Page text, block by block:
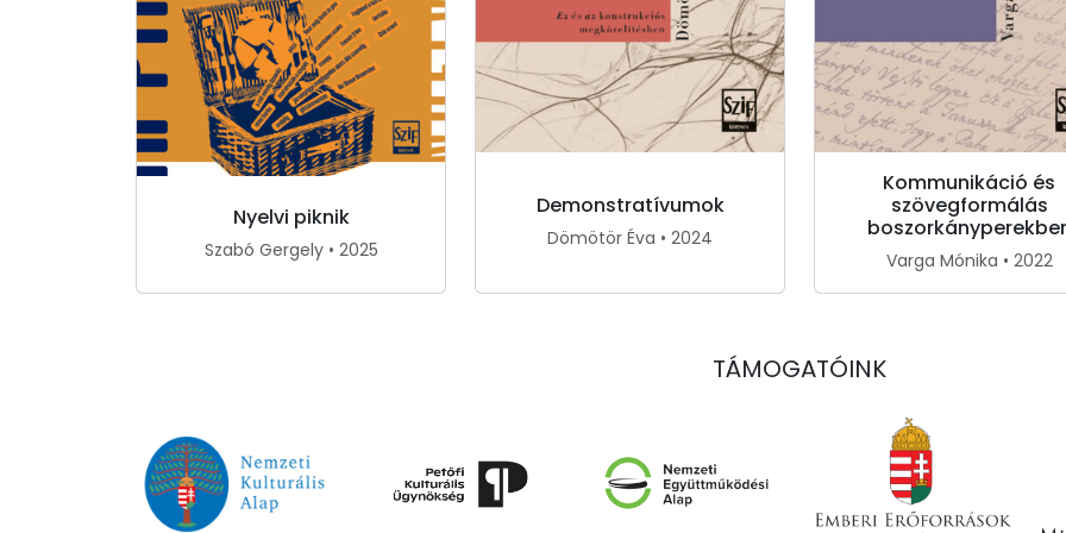
Nyelvi piknik
Szabó Gergely • 2025
Demonstratívumok
Dömötör Éva • 2024
Kommunikáció és
szövegformálás
Varga Mónika • 2022
TÁMOGATÓINK